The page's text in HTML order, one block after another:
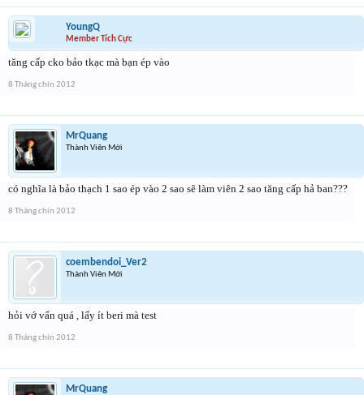
YoungQ
Member Tích Cực
tăng cấp cko bảo tkạc mà bạn ép vào
8 Tháng chín 2012
MrQuang
Thành Viên Mới
có nghĩa là bảo thạch 1 sao ép vào 2 sao sẽ làm viên 2 sao tăng cấp hả ban???
8 Tháng chín 2012
coembendoi_Ver2
Thành Viên Mới
hỏi vớ vẩn quá , lấy ít beri mà test
8 Tháng chín 2012
MrQuang